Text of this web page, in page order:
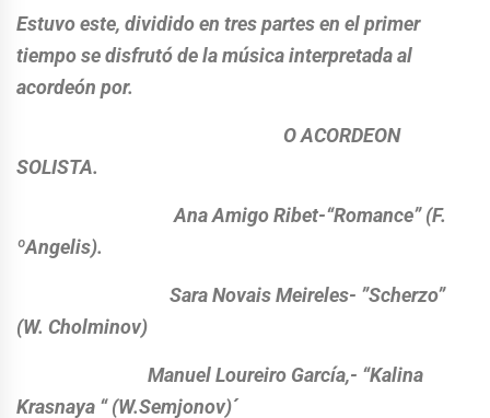
Estuvo este, dividido en tres partes en el primer
tiempo se disfrutó de la música interpretada al
acordeón por.
O ACORDEON
SOLISTA.
Ana Amigo Ribet-“Romance” (F.
ºAngelis).
Sara Novais Meireles- ”Scherzo”
(W. Cholminov)
Manuel Loureiro García,- “Kalina
Krasnaya “ (W.Semjonov)´